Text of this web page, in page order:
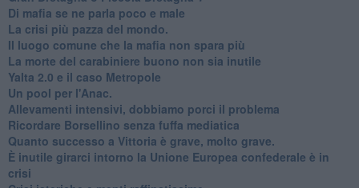
Di mafia se ne parla poco e male
La crisi più pazza del mondo.
Il luogo comune che la mafia non spara più
La morte del carabiniere buono non sia inutile
Yalta 2.0 e il caso Metropole
​Un pool per l'Anac.
Allevamenti intensivi, dobbiamo porci il problema
Ricordare Borsellino senza fuffa mediatica
​Quanto successo a Vittoria è grave, molto grave.
​È inutile girarci intorno la Unione Europea confederale è in
crisi